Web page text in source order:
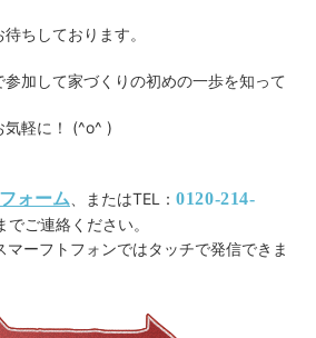
ちしております。
加して家づくりの初めの一歩を知って
気軽に！ (^o^ )
ォーム、またはTEL： 0120-214-
ご連絡ください。
マーフトフォンではタッチで発信できま